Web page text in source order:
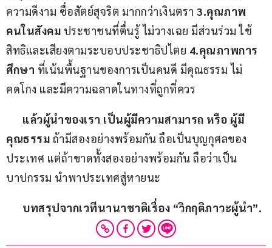
ความดีงาม ซื่อสัตย์สุจริต มากกว่าเงินตรา 3.คุณภาพ
คนในสังคม ประชาชนที่ตื่นรู้ ไม่วางเฉย มีส่วนร่วม ใช้
สิทธิและเสียงตามระบอบประชาธิปไตย 4.คุณภาพการ
ศึกษา ที่เน้นพื้นฐานของการเป็นคนดี มีคุณธรรม ไม่
คดโกง และมีความฉลาดในทางที่ถูกที่ควร
แล้วผู้นำของเรา เป็นผู้มีความสามารถ หรือ ผู้มี
คุณธรรม ถ้ามีสองอย่างพร้อมกัน ถือเป็นบุญกุศลของ
ประเทศ แต่ถ้าขาดทั้งสองอย่างพร้อมกัน ถือว่าเป็น
บาปกรรม นำพาประเทศสู่หายนะ
บทสรุปจากเวทีนานาชาติเรื่อง “วิกฤติภาวะผู้นำ”.